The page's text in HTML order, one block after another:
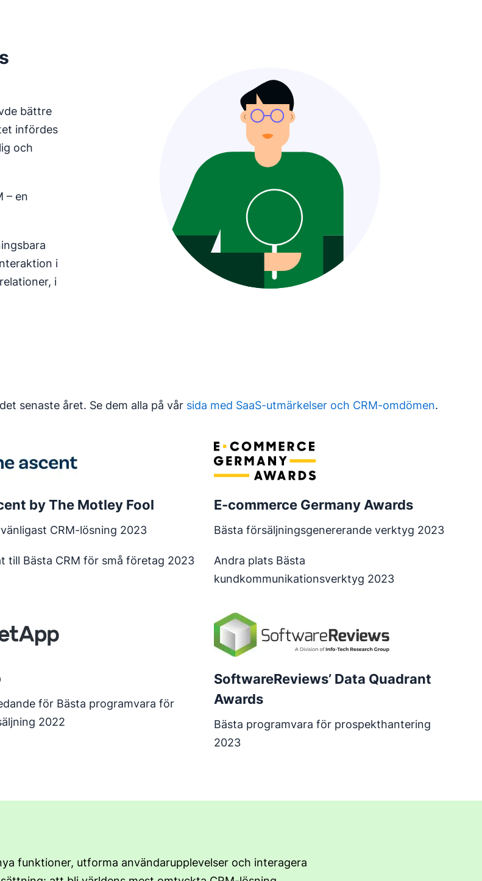
bättre
infördes
och
– en
i
i
senaste året. Se dem alla på vår sida med SaaS-utmärkelser och CRM-omdömen.
by The Motley Fool
CRM-lösning 2023
till Bästa CRM för små företag 2023
E-commerce Germany Awards
Bästa försäljningsgenererande verktyg 2023
Andra plats Bästa
kundkommunikationsverktyg 2023
för Bästa programvara för
2022
SoftwareReviews’ Data Quadrant
Awards
Bästa programvara för prospekthantering
2023
funktioner, utforma användar­upplevelser och interagera